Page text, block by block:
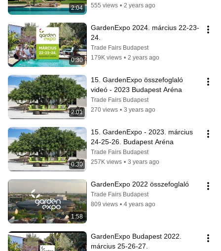
2:04
555 views • 2 years ago
0:30
GardenExpo 2024. március 22-23-
24.
Trade Fairs Budapest
179K views • 2 years ago
2:01
15. GardenExpo összefoglaló
videó - 2023 Budapest Aréna
Trade Fairs Budapest
270 views • 3 years ago
0:30
15. GardenExpo - 2023. március
24-25-26. Budapest Aréna
Trade Fairs Budapest
257K views • 3 years ago
1:58
GardenExpo 2022 összefoglaló
Trade Fairs Budapest
809 views • 4 years ago
GardenExpo Budapest 2022.
március 25-26-27.